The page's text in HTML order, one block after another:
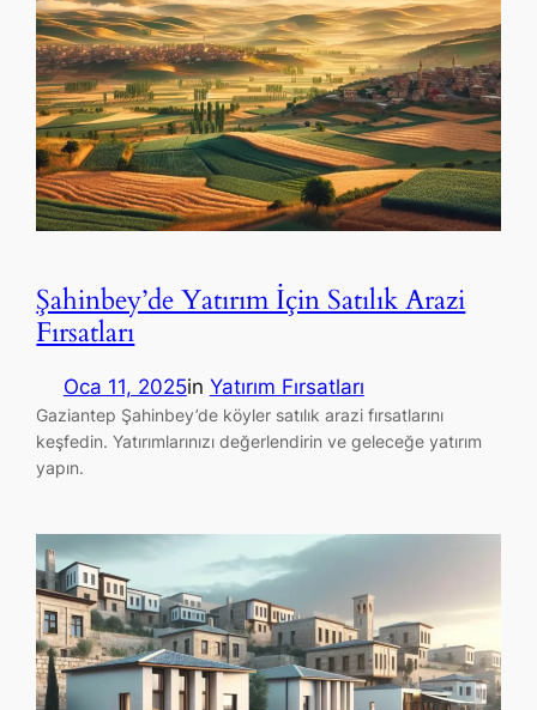
Şahinbey’de Yatırım İçin Satılık Arazi
Fırsatları
Oca 11, 2025in Yatırım Fırsatları
Gaziantep Şahinbey’de köyler satılık arazi fırsatlarını
keşfedin. Yatırımlarınızı değerlendirin ve geleceğe yatırım
yapın.